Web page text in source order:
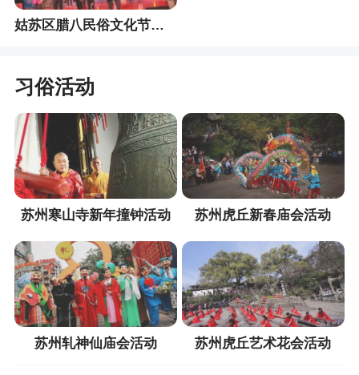
姑苏区腊八民俗文化节开幕
习俗活动
苏州寒山寺新年撞钟活动 苏州虎丘新春庙会活动
苏州轧神仙庙会活动 苏州虎丘艺术花会活动